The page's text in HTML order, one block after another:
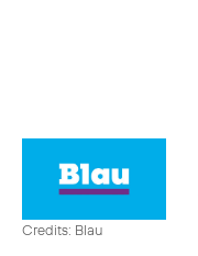
Credits: Blau